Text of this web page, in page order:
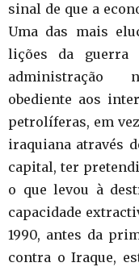
sinal de que a
Uma das mais
lições da
administração
obediente aos
petrolíferas, em
iraquiana através
capital, ter
o que levou à
capacidade
1990, antes da
contra o Iraque,